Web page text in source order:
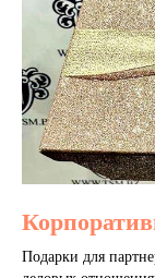
Подарки для